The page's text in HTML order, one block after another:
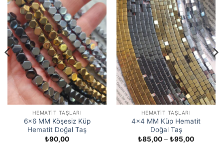
HEMATIT TAŞLARI
6×6 MM Köşesiz Küp
Hematit Doğal Taş
₺90,00
HEMATIT TAŞLARI
4×4 MM Küp Hematit
Doğal Taş
₺85,00 – ₺95,00Fiyat